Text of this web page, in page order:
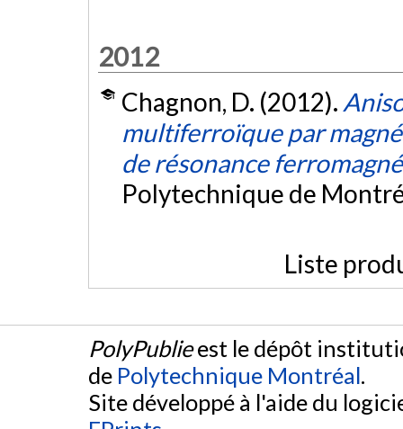
2012
Chagnon, D. (2012).
multiferroïque par
de résonance
Polytechnique de
Liste
PolyPublieest le dépôt
de Polytechnique Montréal.
Site développé à l'aide du